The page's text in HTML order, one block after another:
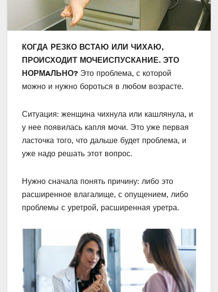
КОГДА РЕЗКО ВСТАЮ ИЛИ ЧИХАЮ,
ПРОИСХОДИТ МОЧЕИСПУСКАНИЕ. ЭТО
НОРМAЛЬНО? Это проблема, с которой
можно и нужно бороться в любом возрасте.
Ситуация: женщина чихнула или кашлянула, и
у нее появилась капля мочи. Это уже первая
ласточка того, что дальше будет проблема, и
уже надо решать этот вопрос.
Нужно сначала понять причину: либо это
расширенное влагалище, с опущением, либо
проблемы с уретрой, расширенная уретра.